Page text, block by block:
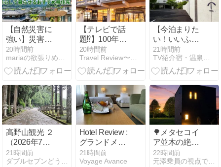
テラス｜万座
温泉ひとり旅
㉟
【自然災害に
強い】災害が
少ない都道府
県ランキン
グ！安心して
すめ移住先🏠
20時間前
mariaの欲張りめぐりガイド
【テレビで話
題⁉】100年の
名湯に癒され
る山の宿「磐
梯西村屋」を
ら…想像以上
だった件♨✨
20時間前
Travel Review〜ツーリング・旅行記・旅情報〜
【今泊まりた
い！いいふろ
温泉宿】「仙
台・秋保温
泉」400年の
舗旅館を受け
継ぐ宿
21時間前
TV紹介宿・温泉施設を調べてみた
高野山観光 ２
（2026年7
月）
21時間前
Hotel Review :
グランドメル
キュール那須
高原 クラシッ
21時間前
Voyage Avance
🌳メタセコイ
ア並木の絶景
を独り占め。
美食と一棟貸
22時間前
元添乗員の視点で見た宿情報＆体験記